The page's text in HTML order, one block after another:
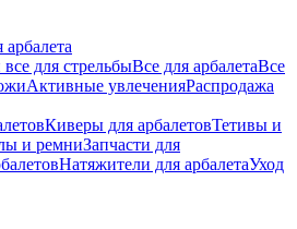
арбалета
для стрельбыВсе для арбалетаВсе
Активные увлеченияРаспродажа
Киверы для арбалетовТетивы и
и ремниЗапчасти для
Натяжители для арбалетаУход